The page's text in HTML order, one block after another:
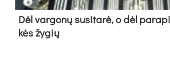
Dėl var­go­nų su­si­ta­rė, o dėl
kės žy­gių